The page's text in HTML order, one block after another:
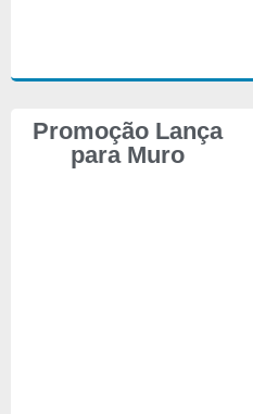
Promoção Lança
para Muro